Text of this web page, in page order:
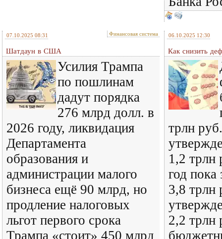
07.10.2025 08:31 Финансовая система
Шатдаун в США
Усилия Трампа
по пошлинам
дадут порядка
276 млрд долл. в
2026 году, ликвидация
Департамента
образования и
администрации малого
бизнеса ещё 90 млрд, но
продление налоговых
льгот первого срока
Трампа «стоит» 450 млрд
06.10.2025 12:30
Как снизить
трлн
1,2 трлн
год пока
3,8 трлн
2,2 трлн